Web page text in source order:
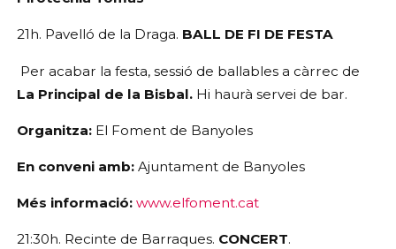
21h. Pavelló de la Draga. BALL DE FI DE FESTA
La Principal de la Bisbal. Hi haurà servei de bar.
Organitza: El Foment de Banyoles
En conveni amb: Ajuntament de Banyoles
Més informació: www.elfoment.cat
21:30h. Recinte de Barraques. CONCERT.